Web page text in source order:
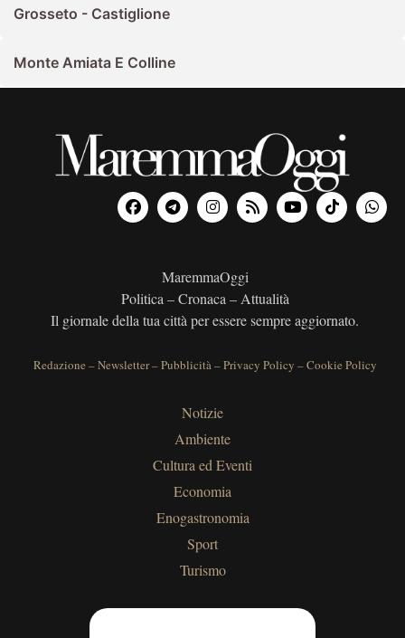
Grosseto - Castiglione
Monte Amiata E Colline
MaremmaOggi
Politica – Cronaca – Attualità
Il giornale della tua città per essere sempre aggiornato.
Redazione –Newsletter–Pubblicità–Privacy Policy –Cookie Policy
Notizie
Ambiente
Cultura ed Eventi
Economia
Enogastronomia
Sport
Turismo